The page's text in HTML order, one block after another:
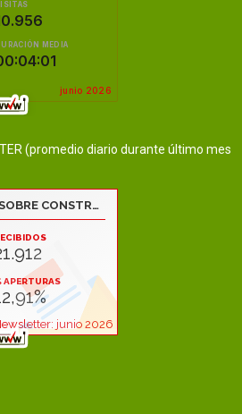
(promedio diario durante último mes